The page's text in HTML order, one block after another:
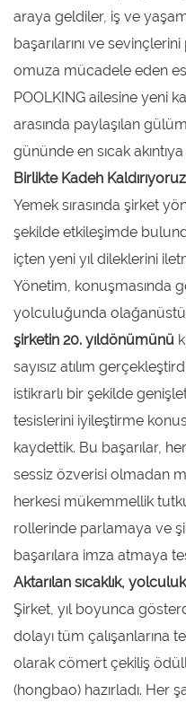
araya geldiler, iş ve
başarılarını ve
omuza mücadele eden
POOLKING ailesine yeni
arasında paylaşılan
gününde en sıcak
Birlikte Kadeh
Yemek sırasında şirket
şekilde etkileşimde
içten yeni yıl dileklerini
Yönetim, konuşmasında
yolculuğunda
şirketin 20. yıldönümünü
sayısız atılım
istikrarlı bir şekilde
tesislerini iyileştirme
kaydettik. Bu başarılar, her
sessiz özverisi olmadan
herkesi mükemmellik
rollerinde parlamaya ve
başarılara imza atmaya
Aktarılan sıcaklık,
Şirket, yıl boyunca
dolayı tüm çalışanlarına
olarak cömert çekiliş
(hongbao) hazırladı. Her